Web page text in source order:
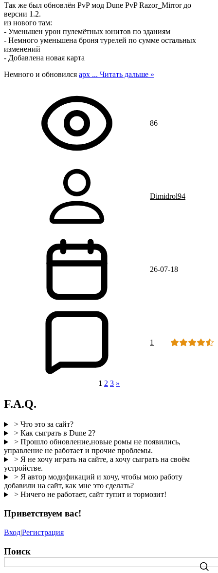
Так же был обновлён PvP мод Dune PvP Razor_Mirror до
версии 1.2.
из нового там:
- Уменьшен урон пулемётных юнитов по зданиям
- Немного уменьшена броня турелей по сумме остальных
изменений
- Добавлена новая карта
Немного и обновился арх ... Читать дальше »
86
Dimidrol94
26-07-18
1
1 2 3 »
F.A.Q.
> Что это за сайт?
> Как сыграть в Dune 2?
> Прошло обновление,новые ромы не появились,
управление не работает и прочие проблемы.
> Я не хочу играть на сайте, а хочу сыграть на своём
устройстве.
> Я автор модификаций и хочу, чтобы мою работу
добавили на сайт, как мне это сделать?
> Ничего не работает, сайт тупит и тормозит!
Приветствуем вас!
Вход|Регистрация
Поиск